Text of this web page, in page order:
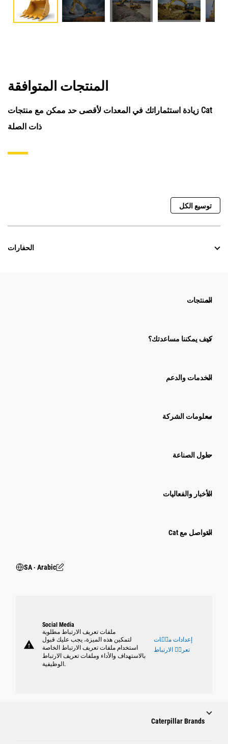
المنتجات المتوافقة
زيادة استثماراتك في المعدات لأقصى حد ممكن مع منتجات Cat
ذات الصلة
توسيع الكل
الحفارات
المنتجات
كيف يمكننا مساعدتك؟
الخدمات والدعم
معلومات الشركة
حلول الصناعة
الأخبار والفعاليات
التواصل مع Cat
SA ‧ Arabic
warning
Social Media
ملفات تعريف الارتباط مطلوبة
لتمكين هذه الميزة، يجب عليك قبول
استخدام ملفات تعريف الارتباط الخاصة
بالاستهداف والأداء وملفات تعريف الارتباط
الوظيفية.
إعدادات ملٝات
تعريٝ الارتباط
Caterpillar Brands